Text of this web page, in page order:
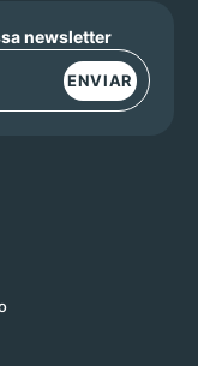
newsletter
ENVIAR